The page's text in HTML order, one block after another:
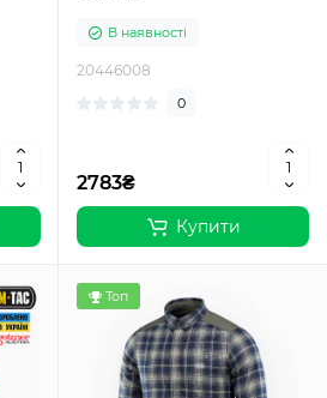
В наявності
20446008
0
2783₴
Купити
Топ